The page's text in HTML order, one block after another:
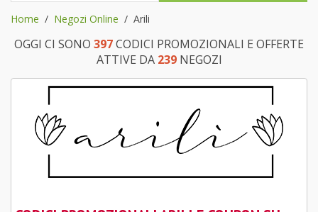
Home Negozi Online Arili
OGGI CI SONO 397CODICI PROMOZIONALI E OFFERTE
ATTIVE DA 239NEGOZI